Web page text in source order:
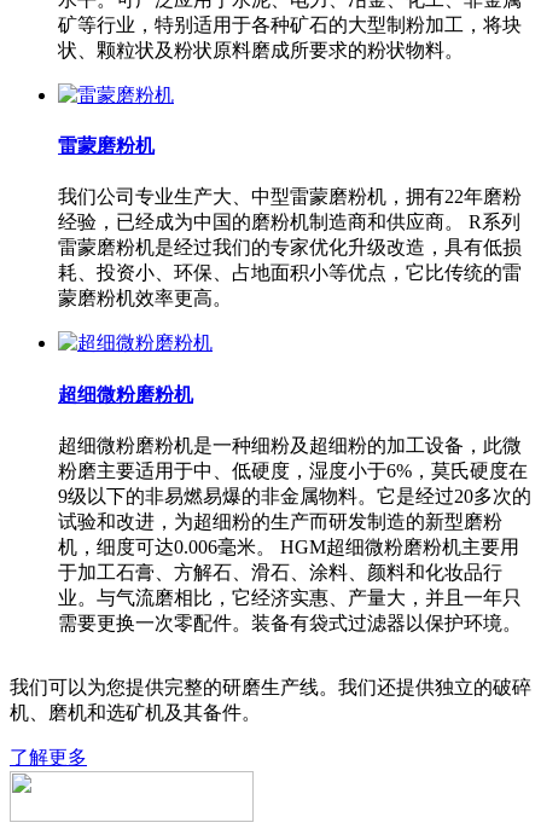
矿等行业，特别适用于各种矿石的大型制粉加工，将块
状、颗粒状及粉状原料磨成所要求的粉状物料。
雷蒙磨粉机
我们公司专业生产大、中型雷蒙磨粉机，拥有22年磨粉
经验，已经成为中国的磨粉机制造商和供应商。 R系列
雷蒙磨粉机是经过我们的专家优化升级改造，具有低损
耗、投资小、环保、占地面积小等优点，它比传统的雷
蒙磨粉机效率更高。
超细微粉磨粉机
超细微粉磨粉机是一种细粉及超细粉的加工设备，此微
粉磨主要适用于中、低硬度，湿度小于6%，莫氏硬度在
9级以下的非易燃易爆的非金属物料。它是经过20多次的
试验和改进，为超细粉的生产而研发制造的新型磨粉
机，细度可达0.006毫米。 HGM超细微粉磨粉机主要用
于加工石膏、方解石、滑石、涂料、颜料和化妆品行
业。与气流磨相比，它经济实惠、产量大，并且一年只
需要更换一次零配件。装备有袋式过滤器以保护环境。
我们可以为您提供完整的研磨生产线。我们还提供独立的破碎
机、磨机和选矿机及其备件。
了解更多